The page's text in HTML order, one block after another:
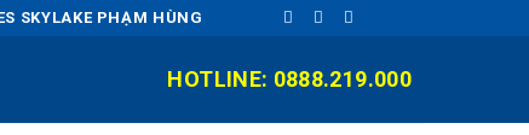
SKYLAKE PHẠM HÙNG
HOTLINE: 0888.219.000